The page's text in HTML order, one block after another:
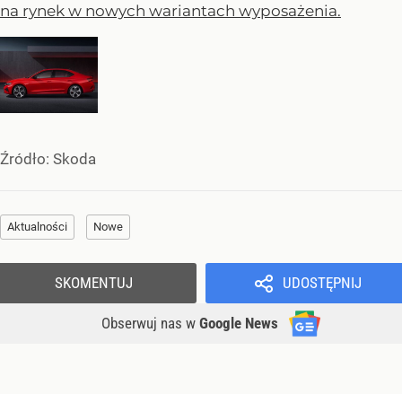
na rynek w nowych wariantach wyposażenia.
Źródło: Skoda
Aktualności Nowe
UDOSTĘPNIJ
Obserwuj nas w Google News
SKOMENTUJ